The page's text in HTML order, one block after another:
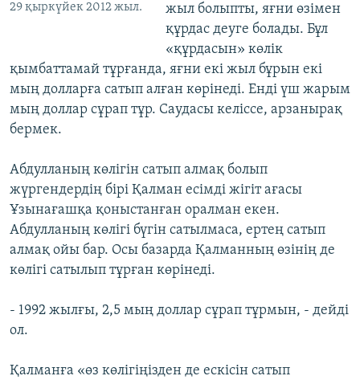
29 қыркүйек 2012 жыл.
жыл болыпты, яғни өзімен
құрдас деуге болады. Бұл
«құрдасын» көлік
қымбаттамай тұрғанда, яғни екі жыл бұрын екі
мың долларға сатып алған көрінеді. Енді үш жарым
мың доллар сұрап тұр. Саудасы келіссе, арзанырақ
бермек.
Абдулланың көлігін сатып алмақ болып
жүргендердің бірі Қалман есімді жігіт ағасы
Ұзынағашқа қоныстанған оралман екен.
Абдулланың көлігі бүгін сатылмаса, ертең сатып
алмақ ойы бар. Осы базарда Қалманның өзінің де
көлігі сатылып тұрған көрінеді.
- 1992 жылғы, 2,5 мың доллар сұрап тұрмын, - дейді
ол.
Қалманға «өз көлігіңізден де ескісін сатып